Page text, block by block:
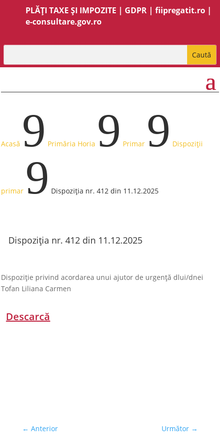
PLĂȚI TAXE ȘI IMPOZITE | GDPR |fiipregatit.ro |
e-consultare.gov.ro
Acasă 9 Primăria Horia 9 Primar 9 Dispoziții
primar 9 Dispoziția nr. 412 din 11.12.2025
Dispoziția nr. 412 din 11.12.2025
Dispoziție privind acordarea unui ajutor de urgență dlui/dnei
Tofan Liliana Carmen
Descarcă
← Anterior Următor →